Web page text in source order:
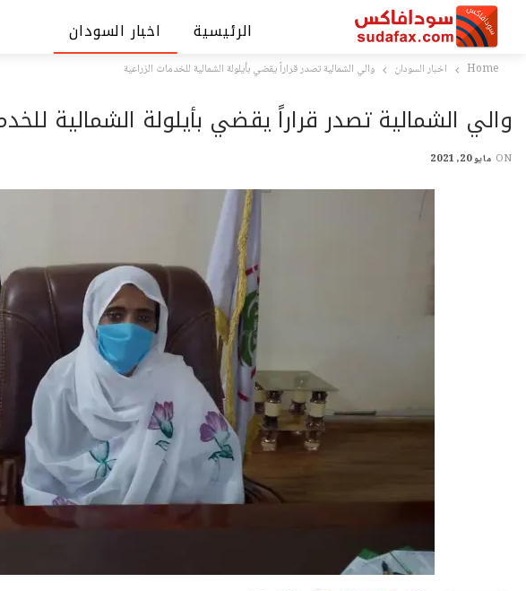
الرئيسية اخبار السودان
Home اخبار السودان والي الشمالية تصدر قراراً يقضي بأيلولة الشمالية للخدمات الزراعية
والي الشمالية تصدر قراراً يقضي بأيلولة الشمالية
ON مايو 20, 2021